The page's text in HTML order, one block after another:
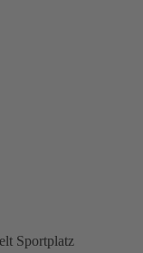
Sportplatz